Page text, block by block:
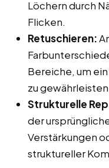
Löchern durch
Flicken.
Retuschieren:
Bereiche, um
zu
Strukturelle
der
Verstärkungen
struktureller